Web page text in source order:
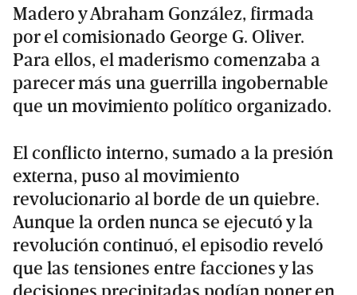
Madero y Abraham González, firmada
por el comisionado George G. Oliver.
Para ellos, el maderismo comenzaba a
parecer más una guerrilla ingobernable
que un movimiento político organizado.
El conflicto interno, sumado a la presión
externa, puso al movimiento
revolucionario al borde de un quiebre.
Aunque la orden nunca se ejecutó y la
revolución continuó, el episodio reveló
que las tensiones entre facciones y las